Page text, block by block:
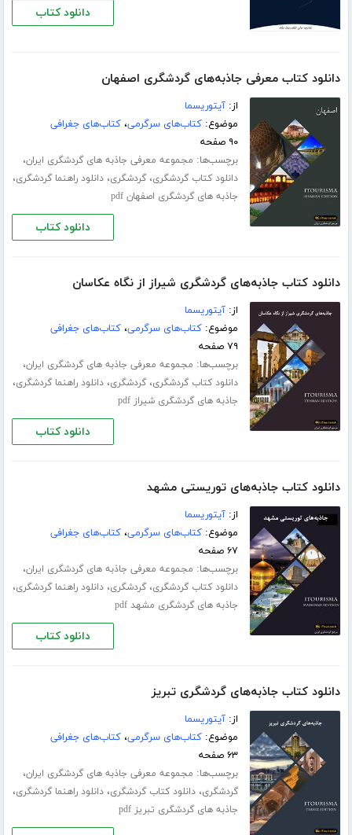
دانلود کتاب
دانلود کتاب معرفی جاذبه‌های گردشگری اصفهان
از:آیتوریسما
موضوع:کتاب‌های سرگرمی،کتاب‌های جغرافی
۹۰ صفحه
برچسب‌ها: مجموعه معرفی جاذبه های گردشگری ایران،
دانلود کتاب گردشگری،گردشگری،دانلود راهنما گردشگری،
جاذبه های گردشگری اصفهان pdf
دانلود کتاب
دانلود کتاب جاذبه‌های گردشگری شیراز از نگاه عکاسان
از:آیتوریسما
موضوع:کتاب‌های سرگرمی،کتاب‌های جغرافی
۷۹ صفحه
برچسب‌ها: مجموعه معرفی جاذبه های گردشگری ایران،
دانلود کتاب گردشگری،گردشگری،دانلود راهنما گردشگری،
جاذبه های گردشگری شیراز pdf
دانلود کتاب
دانلود کتاب جاذبه‌های توریستی مشهد
از:آیتوریسما
موضوع:کتاب‌های سرگرمی،کتاب‌های جغرافی
۶۷ صفحه
برچسب‌ها: مجموعه معرفی جاذبه های گردشگری ایران،
دانلود کتاب گردشگری،گردشگری،دانلود راهنما گردشگری،
جاذبه های گردشگری مشهد pdf
دانلود کتاب
دانلود کتاب جاذبه‌های گردشگری تبریز
از:آیتوریسما
موضوع:کتاب‌های سرگرمی،کتاب‌های جغرافی
۶۳ صفحه
برچسب‌ها: مجموعه معرفی جاذبه های گردشگری ایران،
گردشگری،دانلود کتاب گردشگری،دانلود راهنما گردشگری،
جاذبه های گردشگری تبریز pdf